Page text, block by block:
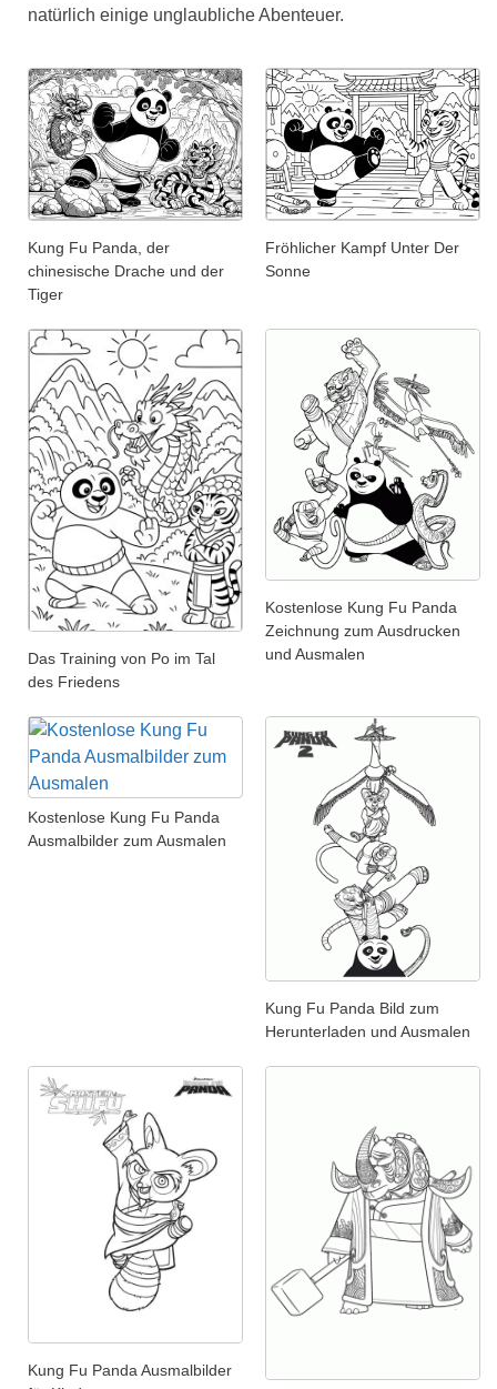
natürlich einige unglaubliche Abenteuer.
Kung Fu Panda, der
chinesische Drache und der
Tiger
Fröhlicher Kampf Unter Der
Sonne
Das Training von Po im Tal
des Friedens
Kostenlose Kung Fu Panda
Zeichnung zum Ausdrucken
und Ausmalen
Kostenlose Kung Fu Panda
Ausmalbilder zum Ausmalen
Kung Fu Panda Bild zum
Herunterladen und Ausmalen
Kung Fu Panda Ausmalbilder